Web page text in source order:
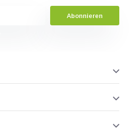
Abonnieren